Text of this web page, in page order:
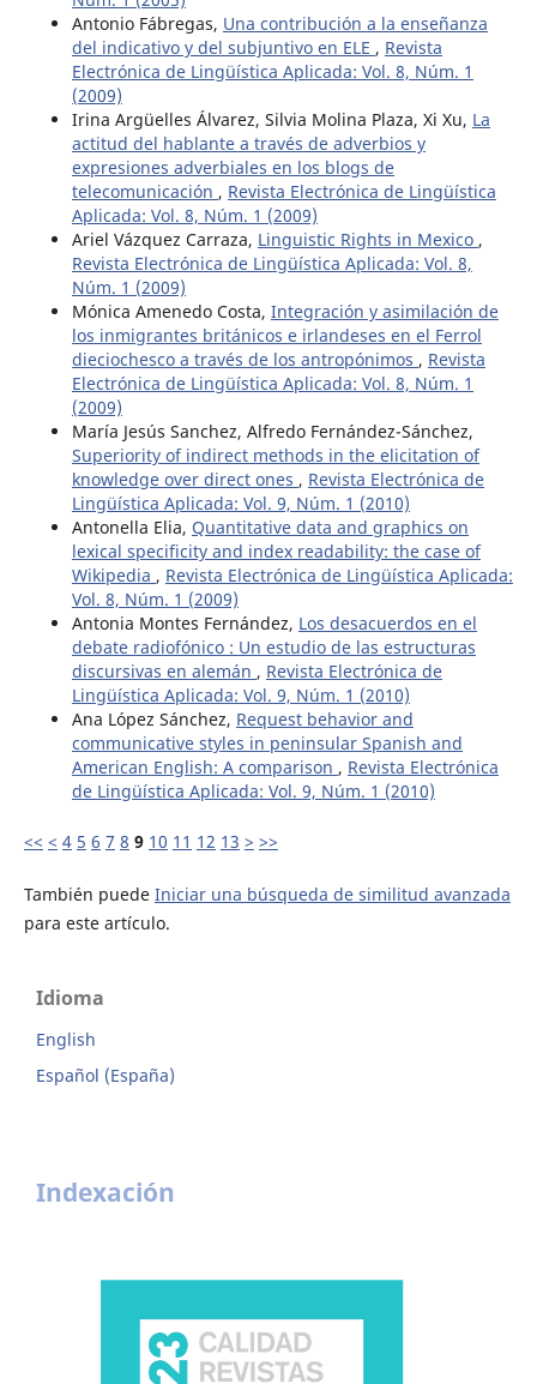
Antonio Fábregas, Una contribución a la enseñanza
del indicativo y del subjuntivo en ELE , Revista
Electrónica de Lingüística Aplicada: Vol. 8, Núm. 1
(2009)
Irina Argüelles Álvarez, Silvia Molina Plaza, Xi Xu, La
actitud del hablante a través de adverbios y
expresiones adverbiales en los blogs de
telecomunicación , Revista Electrónica de Lingüística
Aplicada: Vol. 8, Núm. 1 (2009)
Ariel Vázquez Carraza, Linguistic Rights in Mexico ,
Revista Electrónica de Lingüística Aplicada: Vol. 8,
Núm. 1 (2009)
Mónica Amenedo Costa, Integración y asimilación de
los inmigrantes británicos e irlandeses en el Ferrol
dieciochesco a través de los antropónimos , Revista
Electrónica de Lingüística Aplicada: Vol. 8, Núm. 1
(2009)
María Jesús Sanchez, Alfredo Fernández-Sánchez,
Superiority of indirect methods in the elicitation of
knowledge over direct ones , Revista Electrónica de
Lingüística Aplicada: Vol. 9, Núm. 1 (2010)
Antonella Elia, Quantitative data and graphics on
lexical specificity and index readability: the case of
Wikipedia , Revista Electrónica de Lingüística Aplicada:
Vol. 8, Núm. 1 (2009)
Antonia Montes Fernández, Los desacuerdos en el
debate radiofónico : Un estudio de las estructuras
discursivas en alemán , Revista Electrónica de
Lingüística Aplicada: Vol. 9, Núm. 1 (2010)
Ana López Sánchez, Request behavior and
communicative styles in peninsular Spanish and
American English: A comparison , Revista Electrónica
de Lingüística Aplicada: Vol. 9, Núm. 1 (2010)
<< < 4 5 6 7 8 9 10 11 12 13 > >>
También puede Iniciar una búsqueda de similitud avanzada
para este artículo.
Idioma
English
Español (España)
Indexación